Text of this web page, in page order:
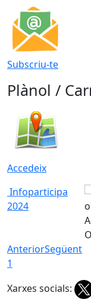
Subscriu-te
Plànol /
Accedeix
Infoparticipa
2024
AnteriorSegüent
1
Xarxes socials: